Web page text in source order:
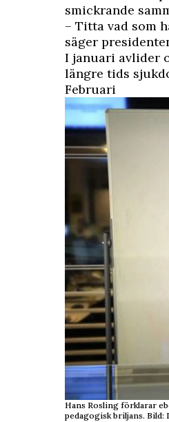
smickrande
– Titta vad som
säger
I januari avlider
längre tids
Februari
Hans Rosling förklarar
pedagogisk briljans. Bild: